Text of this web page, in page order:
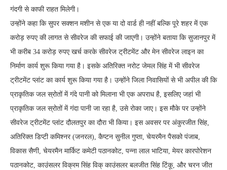
गंदगी से काफी राहत मिलेगी।
उन्होंने कहा कि सुपर सक्शन मशीन से एक या दो वार्ड ही नहीं बल्कि पूरे शहर में एक
करोड़ रुपए की लागत से सीवरेज की सफाई की जाएगी। उन्होंने बताया कि सुजानपुर में
भी करीब 34 करोड़ रुपए खर्च करके सीवरेज ट्रीटमेंट और मेन सीवरेज लाइन का
निर्माण कार्य शुरू किया गया है। इसके अतिरिक्त नरोट जेमल सिंह में भी सीवरेज
ट्रीटमेंट प्लांट का कार्य शुरू किया गया है। उन्होंने जिला निवासियों से भी अपील की कि
प्राकृतिक जल स्रोतों में गंदे पानी को मिलाना भी एक अपराध है, इसलिए जहां भी
प्राकृतिक जल स्रोतों में गंदा पानी जा रहा है, उसे रोका जाए। इस मौके पर उन्होंने
सीवरेज ट्रीटमेंट प्लांट दौलतपुर का दौरा भी किया। इस अवसर पर अंकुरजीत सिंह,
अतिरिक्त डिप्टी कमिश्नर (जनरल), कैप्टन सुनील गुप्ता, चेयरमैन पैसको पंजाब,
विकास सैणी, चेयरमैन मार्किट कमेटी पठानकोट, पन्ना लाल भाटिया, मेयर कारपोरेशन
पठानकोट, काउंसलर विक्रम सिंह विक् काउंसलर बलजीत सिंह टिंकू, और चरन जीत